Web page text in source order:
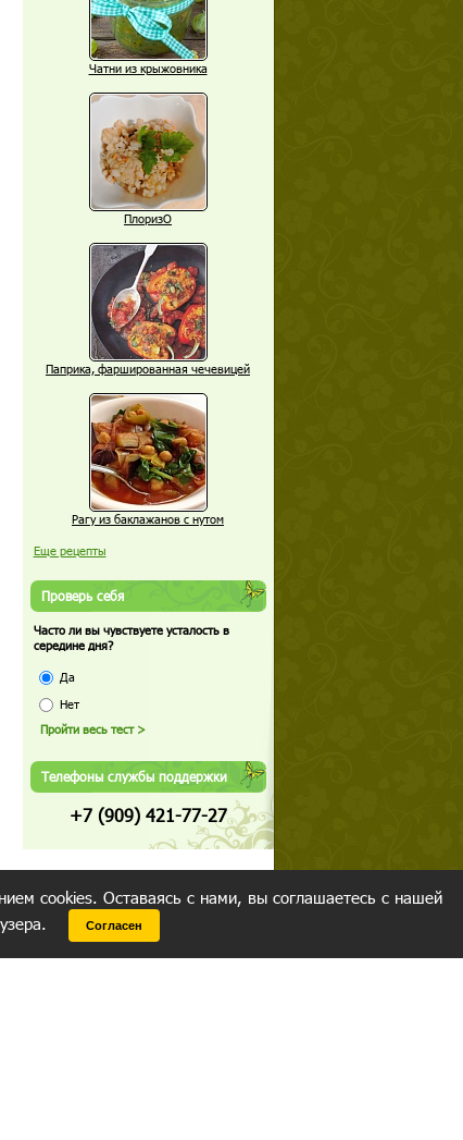
Чатни из крыжовника
ПлоризО
Паприка, фаршированная чечевицей
Рагу из баклажанов с нутом
Еще рецепты
Проверь себя
Часто ли вы чувствуете усталость в
середине дня?
Да
Нет
Телефоны службы поддержки
+7 (909) 421-77-27
cookies. Оставаясь с нами, вы соглашаетесь с нашей
Согласен